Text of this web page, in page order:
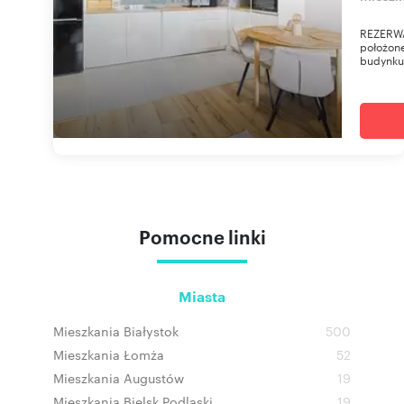
Pomocne linki
Miasta
Mieszkania Białystok
500
Mieszkania Łomża
52
Mieszkania Augustów
19